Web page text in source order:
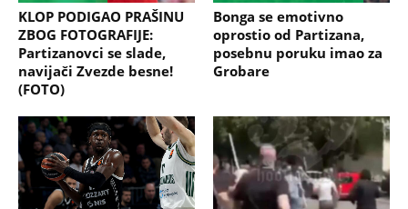
KLOP PODIGAO PRAŠINU
ZBOG FOTOGRAFIJE:
Partizanovci se slade,
navijači Zvezde besne!
(FOTO)
Bonga se emotivno
oprostio od Partizana,
posebnu poruku imao za
Grobare